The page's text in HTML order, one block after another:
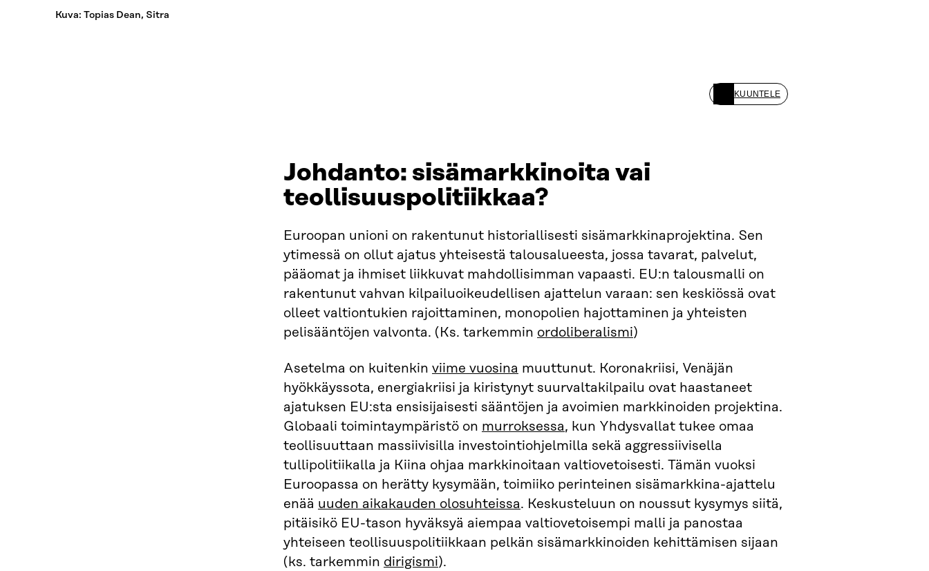
Kuva: Topias Dean, Sitra
KUUNTELE
Johdanto: sisämarkkinoita vai
teollisuuspolitiikkaa?
Euroopan unioni on rakentunut historiallisesti sisämarkkinaprojektina. Sen
ytimessä on ollut ajatus yhteisestä talousalueesta, jossa tavarat, palvelut,
pääomat ja ihmiset liikkuvat mahdollisimman vapaasti. EU:n talousmalli on
rakentunut vahvan kilpailuoikeudellisen ajattelun varaan: sen keskiössä ovat
olleet valtiontukien rajoittaminen, monopolien hajottaminen ja yhteisten
pelisääntöjen valvonta. (Ks. tarkemmin ordoliberalismi)
Asetelma on kuitenkin viime vuosina muuttunut. Koronakriisi, Venäjän
hyökkäyssota, energiakriisi ja kiristynyt suurvaltakilpailu ovat haastaneet
ajatuksen EU:sta ensisijaisesti sääntöjen ja avoimien markkinoiden projektina.
Globaali toimintaympäristö on murroksessa, kun Yhdysvallat tukee omaa
teollisuuttaan massiivisilla investointiohjelmilla sekä aggressiivisella
tullipolitiikalla ja Kiina ohjaa markkinoitaan valtiovetoisesti. Tämän vuoksi
Euroopassa on herätty kysymään, toimiiko perinteinen sisämarkkina-ajattelu
enää uuden aikakauden olosuhteissa. Keskusteluun on noussut kysymys siitä,
pitäisikö EU-tason hyväksyä aiempaa valtiovetoisempi malli ja panostaa
yhteiseen teollisuuspolitiikkaan pelkän sisämarkkinoiden kehittämisen sijaan
(ks. tarkemmin dirigismi).